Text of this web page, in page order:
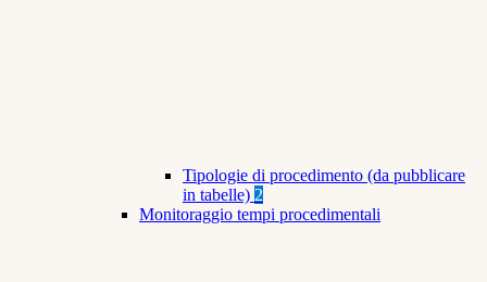
Tipologie di procedimento (da pubblicare
in tabelle) 2
Monitoraggio tempi procedimentali